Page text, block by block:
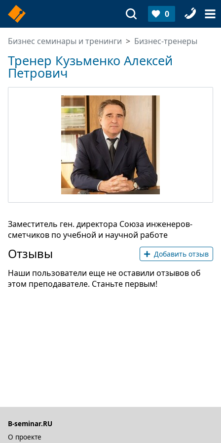
0
Бизнес семинары и тренинги Бизнес-тренеры
Тренер Кузьменко Алексей
Петрович
Заместитель ген. директора Союза инженеров-
сметчиков по учебной и научной работе
Отзывы Добавить отзыв
Наши пользователи еще не оставили отзывов об
этом преподавателе. Станьте первым!
B-seminar.RU
О проекте